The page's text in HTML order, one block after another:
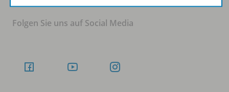
Folgen Sie uns auf Social Media